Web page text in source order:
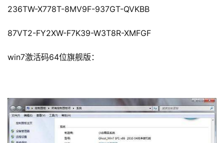
236TW-X778T-8MV9F-937GT-QVKBB
87VT2-FY2XW-F7K39-W3T8R-XMFGF
win7激活码64位旗舰版：